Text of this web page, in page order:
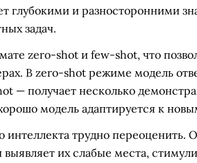
глубокими и разносторонними
задач.
zero-shot и few-shot, что
В zero-shot режиме модель
— получает несколько
модель адаптируется к
интеллекта трудно переоценить.
их слабые места,